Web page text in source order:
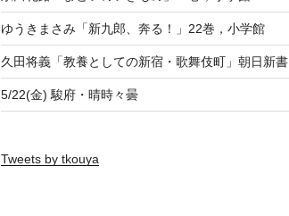
ゆうきまさみ「新九郎、奔る！」22巻，小学館
久田将義「教養としての新宿・歌舞伎町」朝日新書
5/22(金) 駿府・晴時々曇
Tweets by tkouya